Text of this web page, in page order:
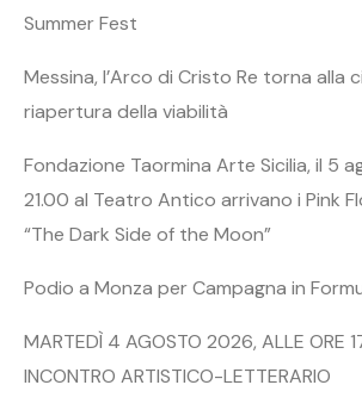
Summer Fest
Messina, l’Arco di Cristo Re torna alla
riapertura della viabilità
Fondazione Taormina Arte Sicilia, il 5
21.00 al Teatro Antico arrivano i Pink
“The Dark Side of the Moon”
Podio a Monza per Campagna in
MARTEDÌ 4 AGOSTO 2026, ALLE ORE
INCONTRO ARTISTICO-LETTERARIO